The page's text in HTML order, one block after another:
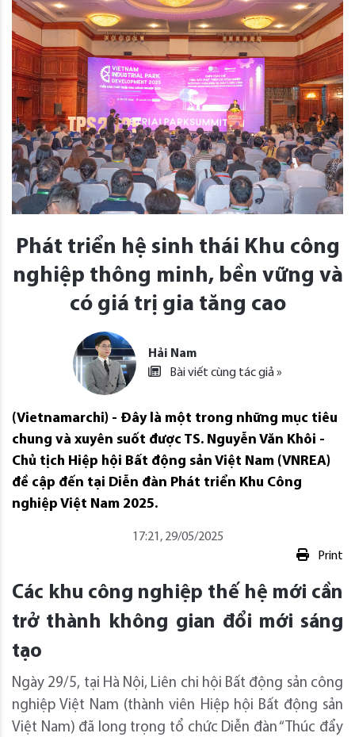
Phát triển hệ sinh thái Khu công
nghiệp thông minh, bền vững và
có giá trị gia tăng cao
Hải Nam
Bài viết cùng tác giả »
(Vietnamarchi) - Đây là một trong những mục tiêu
chung và xuyên suốt được TS. Nguyễn Văn Khôi -
Chủ tịch Hiệp hội Bất động sản Việt Nam (VNREA)
đề cập đến tại Diễn đàn Phát triển Khu Công
nghiệp Việt Nam 2025.
17:21, 29/05/2025
Print
Các khu công nghiệp thế hệ mới cần
trở thành không gian đổi mới sáng
tạo
Ngày 29/5, tại Hà Nội, Liên chi hội Bất động sản công
nghiệp Việt Nam (thành viên Hiệp hội Bất động sản
Việt Nam) đã long trọng tổ chức Diễn đàn “Thúc đẩy